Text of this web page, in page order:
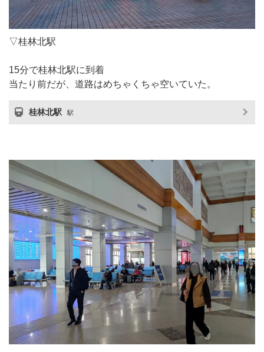
▽桂林北駅
15分で桂林北駅に到着
当たり前だが、道路はめちゃくちゃ空いていた。
桂林北駅 駅